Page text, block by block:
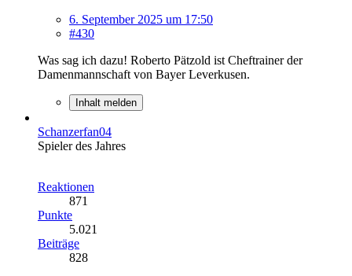
6. September 2025 um 17:50
#430
Was sag ich dazu! Roberto Pätzold ist Cheftrainer der
Damenmannschaft von Bayer Leverkusen.
Inhalt melden
Schanzerfan04
Spieler des Jahres
Reaktionen
871
Punkte
5.021
Beiträge
828